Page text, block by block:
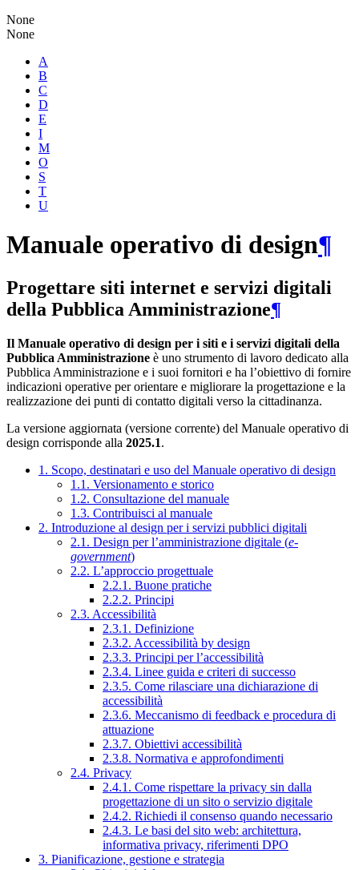
None
None
A
B
C
D
E
I
M
O
S
T
U
Manuale operativo di design¶
Progettare siti internet e servizi digitali
della Pubblica Amministrazione¶
Il Manuale operativo di design per i siti e i servizi digitali della
Pubblica Amministrazione è uno strumento di lavoro dedicato alla
Pubblica Amministrazione e i suoi fornitori e ha l’obiettivo di fornire
indicazioni operative per orientare e migliorare la progettazione e la
realizzazione dei punti di contatto digitali verso la cittadinanza.
La versione aggiornata (versione corrente) del Manuale operativo di
design corrisponde alla 2025.1.
1. Scopo, destinatari e uso del Manuale operativo di design
1.1. Versionamento e storico
1.2. Consultazione del manuale
1.3. Contribuisci al manuale
2. Introduzione al design per i servizi pubblici digitali
2.1. Design per l’amministrazione digitale (e-
government)
2.2. L’approccio progettuale
2.2.1. Buone pratiche
2.2.2. Principi
2.3. Accessibilità
2.3.1. Definizione
2.3.2. Accessibilità by design
2.3.3. Principi per l’accessibilità
2.3.4. Linee guida e criteri di successo
2.3.5. Come rilasciare una dichiarazione di
accessibilità
2.3.6. Meccanismo di feedback e procedura di
attuazione
2.3.7. Obiettivi accessibilità
2.3.8. Normativa e approfondimenti
2.4. Privacy
2.4.1. Come rispettare la privacy sin dalla
progettazione di un sito o servizio digitale
2.4.2. Richiedi il consenso quando necessario
2.4.3. Le basi del sito web: architettura,
informativa privacy, riferimenti DPO
3. Pianificazione, gestione e strategia